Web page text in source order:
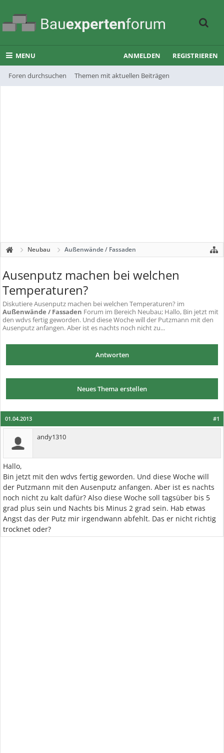
MENU
Foren durchsuchen Themen mit aktuellen Beiträgen
ANMELDEN REGISTRIEREN
Neubau Außenwände / Fassaden
Ausenputz machen bei welchen
Temperaturen?
DiskutiereAusenputz machen bei welchen Temperaturen? im
Außenwände / Fassaden Forum im Bereich Neubau; Hallo, Bin jetzt mit
den wdvs fertig geworden. Und diese Woche will der Putzmann mit den
Ausenputz anfangen. Aber ist es nachts noch nicht zu...
Antworten
Neues Thema erstellen
#1
01.04.2013
andy1310
Hallo,
Bin jetzt mit den wdvs fertig geworden. Und diese Woche will
der Putzmann mit den Ausenputz anfangen. Aber ist es nachts
noch nicht zu kalt dafür? Also diese Woche soll tagsüber bis 5
grad plus sein und Nachts bis Minus 2 grad sein. Hab etwas
Angst das der Putz mir irgendwann abfehlt. Das er nicht richtig
trocknet oder?